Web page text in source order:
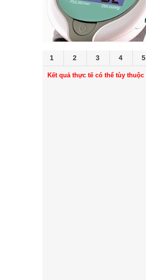
1 2 3 4 5
Kết quả thực tế có thể tùy